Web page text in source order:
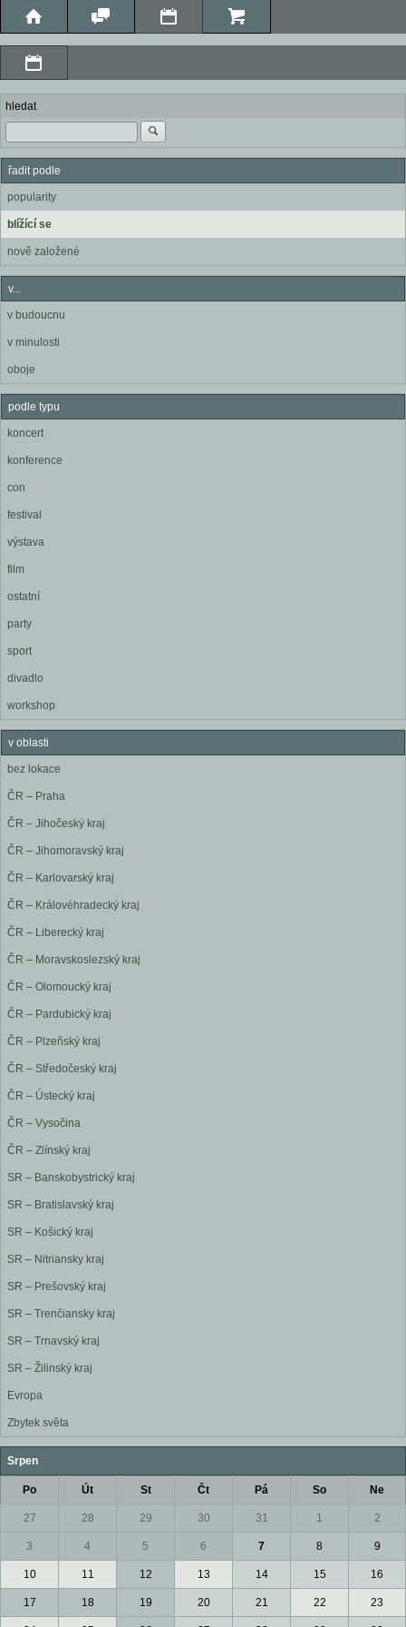
hledat
řadit podle
popularity
blížící se
nově založené
v...
v budoucnu
v minulosti
oboje
podle typu
koncert
konference
con
festival
výstava
film
ostatní
party
sport
divadlo
workshop
v oblasti
bez lokace
ČR – Praha
ČR – Jihočeský kraj
ČR – Jihomoravský kraj
ČR – Karlovarský kraj
ČR – Královéhradecký kraj
ČR – Liberecký kraj
ČR – Moravskoslezský kraj
ČR – Olomoucký kraj
ČR – Pardubický kraj
ČR – Plzeňský kraj
ČR – Středočeský kraj
ČR – Ústecký kraj
ČR – Vysočina
ČR – Zlínský kraj
SR – Banskobystrický kraj
SR – Bratislavský kraj
SR – Košický kraj
SR – Nitriansky kraj
SR – Prešovský kraj
SR – Trenčiansky kraj
SR – Trnavský kraj
SR – Žilinský kraj
Evropa
Zbytek světa
Srpen
Po Út St Čt Pá So Ne
27 28 29 30 31 1 2
3 4 5 6 7 8 9
10 11 12 13 14 15 16
17 18 19 20 21 22 23